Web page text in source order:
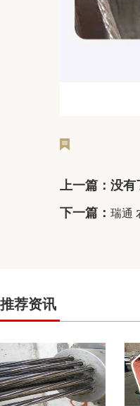
上一篇：没有
下一篇： 瑞通
推荐资讯